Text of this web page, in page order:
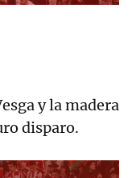
y la madera
disparo.